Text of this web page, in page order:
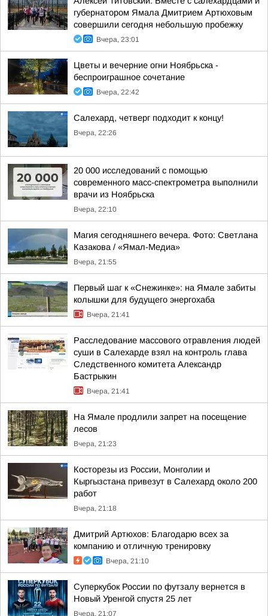
губернатором Ямала Дмитрием Артюховым
совершили сегодня небольшую пробежку
Вчера, 23:01
Цветы и вечерние огни Ноябрьска -
беспроиграшное сочетание
Вчера, 22:42
Салехард, четверг подходит к концу!
Вчера, 22:26
20 000 исследований с помощью
современного масс-спектрометра выполнили
врачи из Ноябрьска
Вчера, 22:10
Магия сегодняшнего вечера. Фото: Светлана
Казакова / «Ямал-Медиа»
Вчера, 21:55
Первый шаг к «Снежинке»: на Ямале забиты
колышки для будущего энергохаба
Вчера, 21:41
Расследование массового отравления людей
суши в Салехарде взял на контроль глава
Следственного комитета Александр
Бастрыкин
Вчера, 21:41
На Ямале продлили запрет на посещение
лесов
Вчера, 21:23
Косторезы из России, Монголии и
Кыргызстана привезут в Салехард около 200
работ
Вчера, 21:18
Дмитрий Артюхов: Благодарю всех за
компанию и отличную тренировку
Вчера, 21:10
Суперкубок России по футзалу вернется в
Новый Уренгой спустя 25 лет
Вчера, 21:07